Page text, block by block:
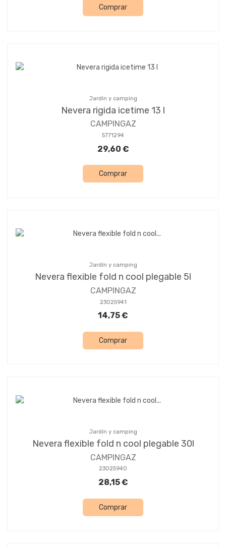
Comprar
Jardín y camping
Nevera rigida icetime 13 l
CAMPINGAZ
5771294
29,60 €
Comprar
Jardín y camping
Nevera flexible fold n cool plegable 5l
CAMPINGAZ
23025941
14,75 €
Comprar
Jardín y camping
Nevera flexible fold n cool plegable 30l
CAMPINGAZ
23025940
28,15 €
Comprar